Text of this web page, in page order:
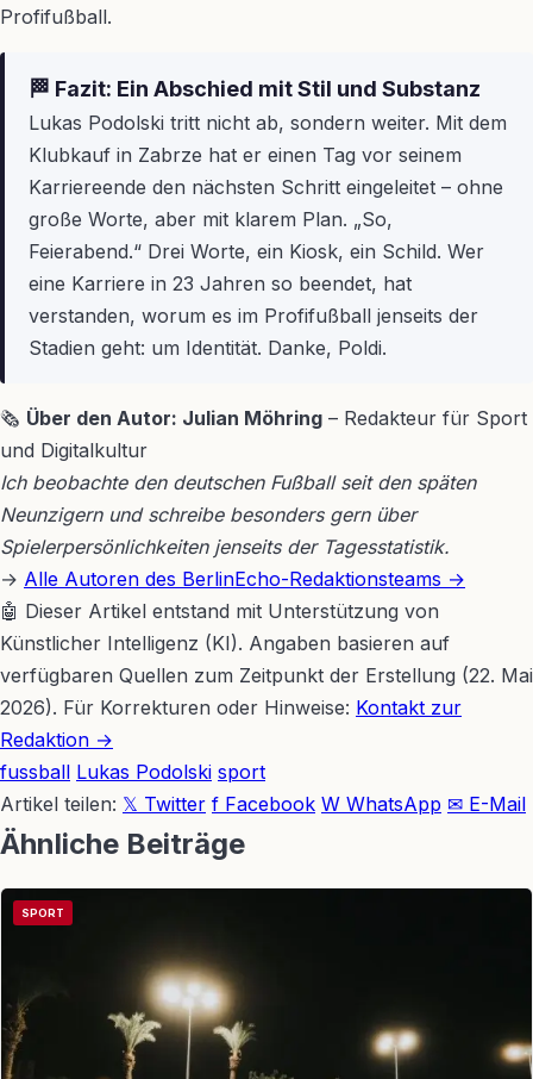
Profifußball.
🏁 Fazit: Ein Abschied mit Stil und Substanz
Lukas Podolski tritt nicht ab, sondern weiter. Mit dem
Klubkauf in Zabrze hat er einen Tag vor seinem
Karriereende den nächsten Schritt eingeleitet – ohne
große Worte, aber mit klarem Plan. „So,
Feierabend.“ Drei Worte, ein Kiosk, ein Schild. Wer
eine Karriere in 23 Jahren so beendet, hat
verstanden, worum es im Profifußball jenseits der
Stadien geht: um Identität. Danke, Poldi.
🗞 Über den Autor: Julian Möhring – Redakteur für Sport
und Digitalkultur
Ich beobachte den deutschen Fußball seit den späten
Neunzigern und schreibe besonders gern über
Spielerpersönlichkeiten jenseits der Tagesstatistik.
→ Alle Autoren des BerlinEcho-Redaktionsteams →
🤖 Dieser Artikel entstand mit Unterstützung von
Künstlicher Intelligenz (KI). Angaben basieren auf
verfügbaren Quellen zum Zeitpunkt der Erstellung (22. Mai
2026). Für Korrekturen oder Hinweise: Kontakt zur
Redaktion →
fussball Lukas Podolski sport
Artikel teilen: 𝕏 Twitter f Facebook W WhatsApp ✉ E-Mail
Ähnliche Beiträge
SPORT